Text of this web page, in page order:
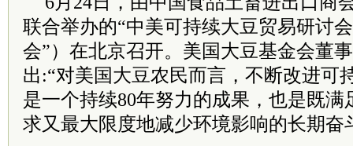
联合举办的“中美可持续大豆贸易研讨
会”）在北京召开。美国大豆基金会董
出:“对美国大豆农民而言，不断改进可
是一个持续80年努力的成果，也是既满
求又最大限度地减少环境影响的长期奋